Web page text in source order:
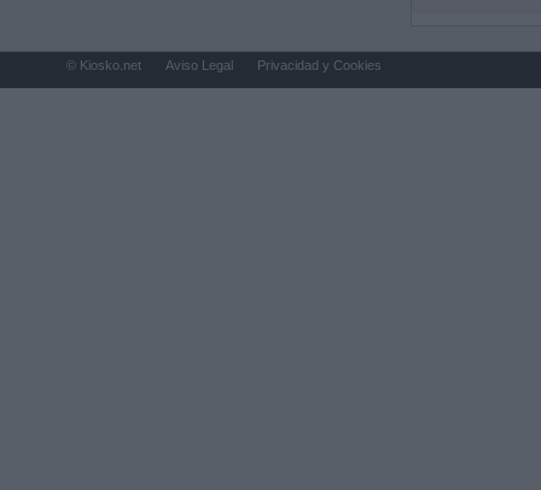
© Kiosko.net Aviso Legal Privacidad y Cookies